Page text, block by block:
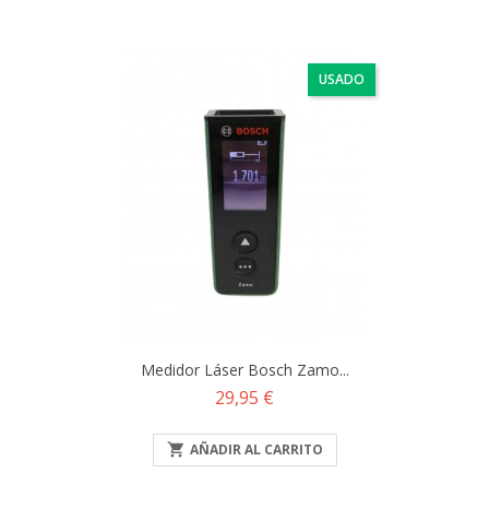
USADO
Medidor Láser Bosch Zamo...
Precio
29,95 €
 AÑADIR AL CARRITO